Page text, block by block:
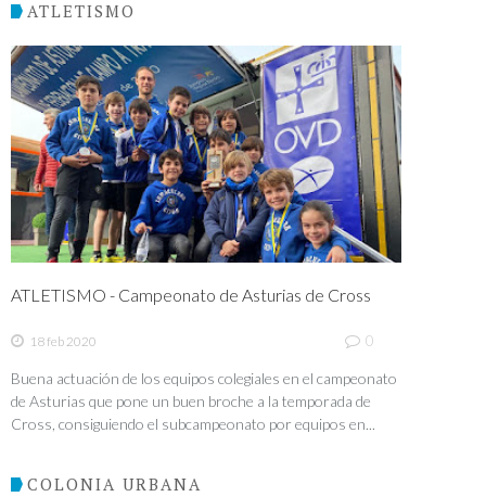
ATLETISMO
ATLETISMO - Campeonato de Asturias de Cross
18 feb 2020 0
Buena actuación de los equipos colegiales en el campeonato
de Asturias que pone un buen broche a la temporada de
Cross, consiguiendo el subcampeonato por equipos en...
COLONIA URBANA